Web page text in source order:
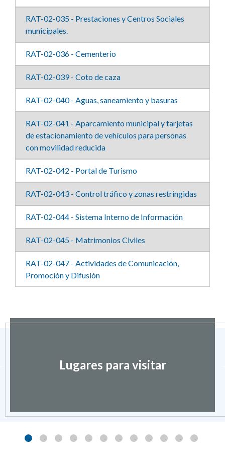
RAT-02-035 - Prestaciones y Centros Sociales
municipales.
RAT-02-036 - Cementerio
RAT-02-039 - Coto de caza
RAT-02-040 - Aguas, saneamiento y basuras
RAT-02-041 - Aparcamiento municipal y tarjetas
de estacionamiento de vehículos para personas
con movilidad reducida
RAT-02-042 - Portal de Turismo
RAT-02-043 - Control tráfico y zonas restringidas
RAT-02-044 - Sistema Interno de Información
RAT-02-045 - Matrimonios Civiles
RAT-02-047 - Actividades de Comunicación,
Promoción y Difusión
Lugares para visitar